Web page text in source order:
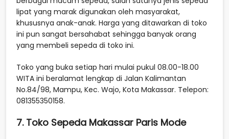
lipat yang marak digunakan oleh masyarakat,
khususnya anak-anak. Harga yang ditawarkan di toko
ini pun sangat bersahabat sehingga banyak orang
yang membeli sepeda di toko ini.
Toko yang buka setiap hari mulai pukul 08.00-18.00
WITA ini beralamat lengkap di Jalan Kalimantan
No.84/98, Mampu, Kec. Wajo, Kota Makassar. Telepon:
081355350158.
7. Toko Sepeda Makassar Paris Mode